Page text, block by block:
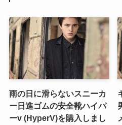
雨の日に滑らないスニーカ
ー日進ゴムの安全靴ハイパ
ーv (HyperV)を購入しまし